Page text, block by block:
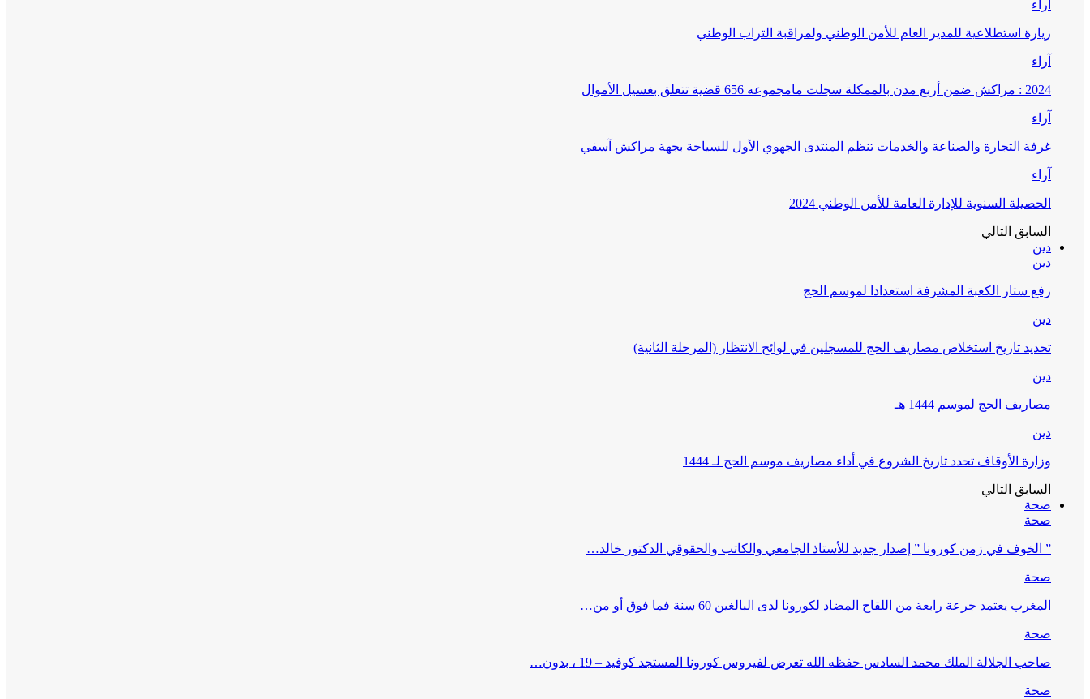
آراء
زيارة استطلاعية للمدير العام للأمن الوطني ولمراقبة التراب الوطني
آراء
2024 : مراكش ضمن أربع مدن بالممكلة سجلت مامجموعه 656 قضية تتعلق بغسيل الأموال
آراء
غرفة التجارة والصناعة والخدمات تنظم المنتدى الجهوي الأول للسياحة بجهة مراكش آسفي
آراء
الحصيلة السنوية للإدارة العامة للأمن الوطني 2024
السابق التالي
دين
دين
رفع ستار الكعبة المشرفة استعدادا لموسم الحج
دين
تحديد تاريخ استخلاص مصاريف الحج للمسجلين في لوائح الانتظار (المرحلة الثانية)
دين
مصاريف الحج لموسم 1444 هـ
دين
وزارة الأوقاف تحدد تاريخ الشروع في أداء مصاريف موسم الحج لـ 1444
السابق التالي
صحة
صحة
” الخوف في زمن كورونا ” إصدار جديد للأستاذ الجامعي والكاتب والحقوقي الدكتور خالد…
صحة
المغرب يعتمد جرعة رابعة من اللقاح المضاد لكورونا لدى البالغين 60 سنة فما فوق أو من…
صحة
صاحب الجلالة الملك محمد السادس حفظه الله تعرض لفيروس كورونا المستجد كوفيد – 19 ، بدون…
صحة